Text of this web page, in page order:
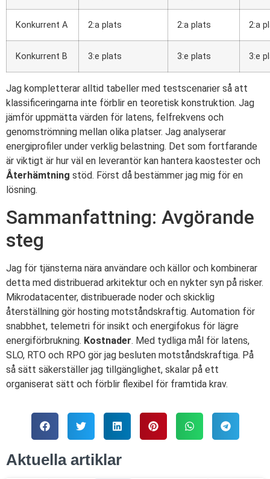
Konkurrent A 2:a plats 2:a plats 2:a
Konkurrent B 3:e plats 3:e plats 3:e
Jag kompletterar alltid tabeller med testscenarier så att
klassificeringarna inte förblir en teoretisk konstruktion. Jag
jämför uppmätta värden för latens, felfrekvens och
genomströmning mellan olika platser. Jag analyserar
energiprofiler under verklig belastning. Det som fortfarande
är viktigt är hur väl en leverantör kan hantera kaostester och
Återhämtning stöd. Först då bestämmer jag mig för en
lösning.
Sammanfattning: Avgörande
steg
Jag för tjänsterna nära användare och källor och kombinerar
detta med distribuerad arkitektur och en nykter syn på risker.
Mikrodatacenter, distribuerade noder och skicklig
återställning gör hosting motståndskraftig. Automation för
snabbhet, telemetri för insikt och energifokus för lägre
energiförbrukning. Kostnader. Med tydliga mål för latens,
SLO, RTO och RPO gör jag besluten motståndskraftiga. På
så sätt säkerställer jag tillgänglighet, skalar på ett
organiserat sätt och förblir flexibel för framtida krav.
Aktuella artiklar